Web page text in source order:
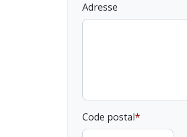
Adresse
Code postal